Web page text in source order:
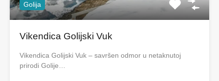
Golija
Vikendica Golijski Vuk
Vikendica Golijski Vuk – savršen odmor u netaknutoj
prirodi Golije…